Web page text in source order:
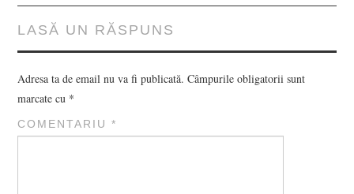
LASĂ UN RĂSPUNS
Adresa ta de email nu va fi publicată. Câmpurile obligatorii sunt
marcate cu *
COMENTARIU*